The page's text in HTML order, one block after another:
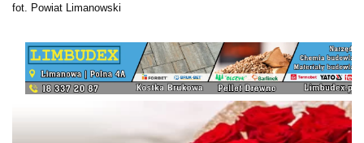
fot. Powiat Limanowski